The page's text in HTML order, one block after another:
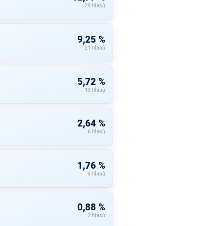
29 hlasů
9,25 %
21 hlasů
5,72 %
13 hlasů
2,64 %
6 hlasů
1,76 %
4 hlasů
0,88 %
2 hlasů